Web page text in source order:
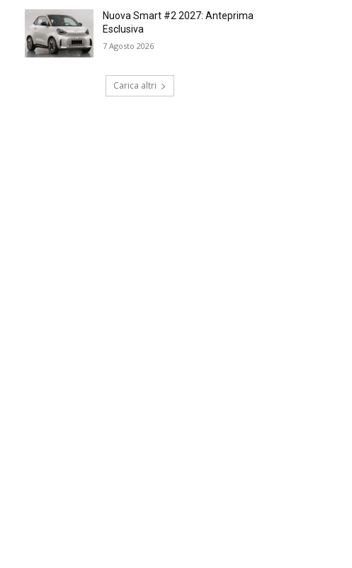
Nuova Smart #2 2027: Anteprima
Esclusiva
7 Agosto 2026
Carica altri